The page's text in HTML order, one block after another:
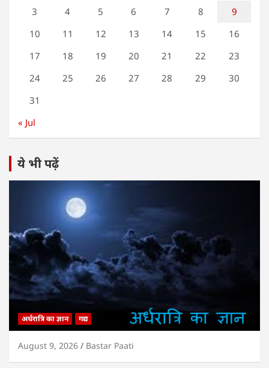
3
4 5 6 7 8
9
10
11 12 13 14 15
16
17
18 19 20 21 22
23
24
25 26 27 28 29
30
31
« Jul
ये भी पढ़ें
अर्धरात्रि का ज्ञान गद्य
August 9, 2026 Bastar Paati